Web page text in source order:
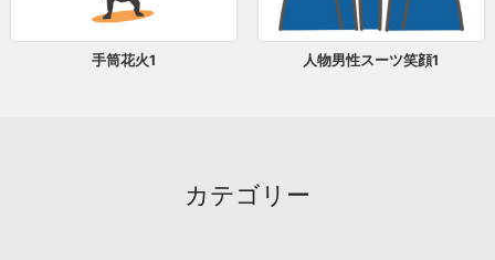
手筒花火1 人物男性スーツ笑顔1
カテゴリー